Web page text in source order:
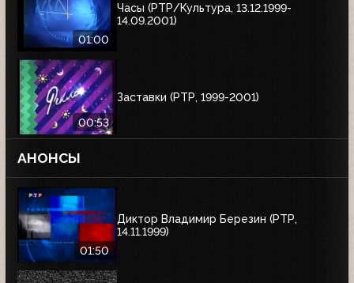
01:00
Часы (РТР/Культура, 13.12.1999-
14.09.2001)
00:53
Заставки (РТР, 1999-2001)
АНОНСЫ
01:50
Диктор Владимир Березин (РТР,
14.11.1999)